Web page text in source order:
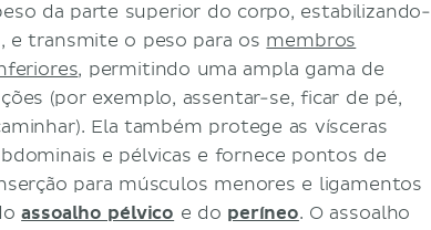
da parte superior do corpo, estabilizando-
e transmite o peso para os membros
, permitindo uma ampla gama de
(por exemplo, assentar-se, ficar de pé,
Ela também protege as vísceras
e pélvicas e fornece pontos de
para músculos menores e ligamentos
assoalho pélvico e do períneo. O assoalho